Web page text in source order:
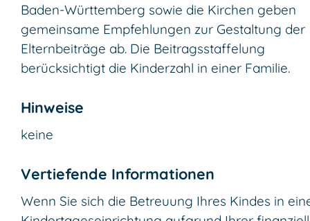
Baden-Württemberg sowie die Kirchen geben
gemeinsame Empfehlungen zur Gestaltung der
Elternbeiträge ab. Die Beitragsstaffelung
berücksichtigt die Kinderzahl in einer Familie.
Hinweise
keine
Vertiefende Informationen
Wenn Sie sich die Betreuung Ihres Kindes in